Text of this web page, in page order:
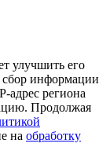
улучшить его
сбор информации
адрес региона
Продолжая
на обработку